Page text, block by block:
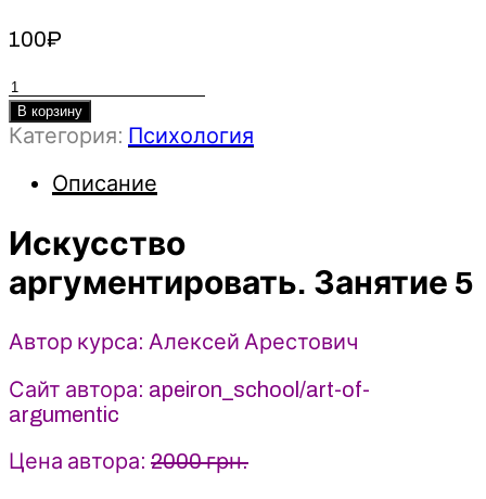
100₽
Количество
товара
Искусство
Занятие
-
Алексей
Арестович
Apeiron
В корзину
Категория: Психология
Описание
Искусство
аргументировать. Занятие 5
Автор курса: Алексей Арестович
Сайт автора: apeiron_school/art-of-
argumentic
Цена автора: 2000 грн.